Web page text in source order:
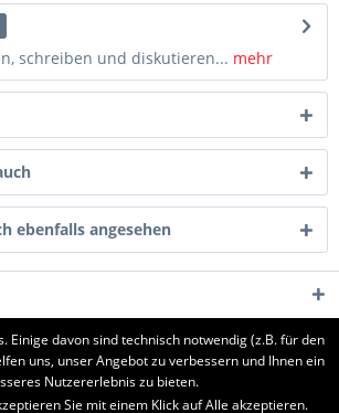
schreiben und diskutieren... mehr
ebenfalls angesehen
Einige davon sind technisch notwendig (z.B. für den
uns, unser Angebot zu verbessern und Ihnen ein
Nutzererlebnis zu bieten.
Sie mit einem Klick auf Alle akzeptieren.